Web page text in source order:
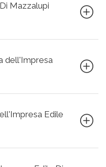
Mazzalupi
dell'Impresa
Edile